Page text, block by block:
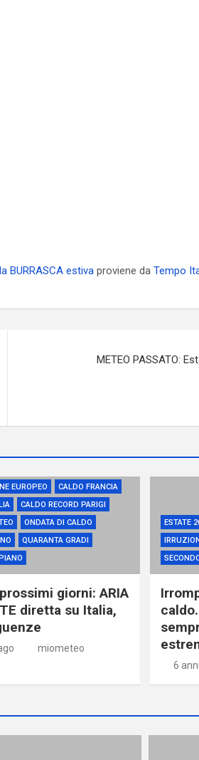
BURRASCA estiva proviene da Tempo
METEO PASSATO:
EUROPEO
CALDO FRANCIA
CALDO RECORD PARIGI
ONDATA DI CALDO
QUARANTA GRADI
giorni: ARIA
diretta su Italia,
miometeo
ESTATE
6